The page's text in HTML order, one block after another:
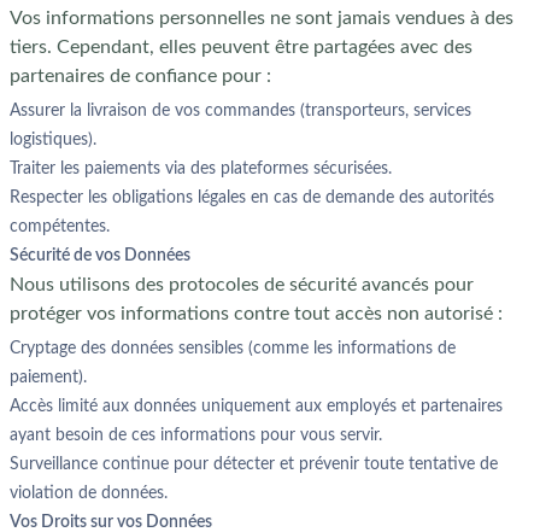
Vos informations personnelles ne sont jamais vendues à des
tiers. Cependant, elles peuvent être partagées avec des
partenaires de confiance pour :
Assurer la livraison de vos commandes (transporteurs, services
logistiques).
Traiter les paiements via des plateformes sécurisées.
Respecter les obligations légales en cas de demande des autorités
compétentes.
Sécurité de vos Données
Nous utilisons des protocoles de sécurité avancés pour
protéger vos informations contre tout accès non autorisé :
Cryptage des données sensibles (comme les informations de
paiement).
Accès limité aux données uniquement aux employés et partenaires
ayant besoin de ces informations pour vous servir.
Surveillance continue pour détecter et prévenir toute tentative de
violation de données.
Vos Droits sur vos Données